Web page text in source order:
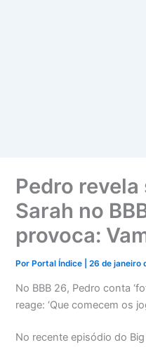
Pedro
Sarah no
provoca:
PorPortal Índice |26 de janeiro
No BBB 26, Pedro conta
reage: ‘Que comecem os
No recente episódio do